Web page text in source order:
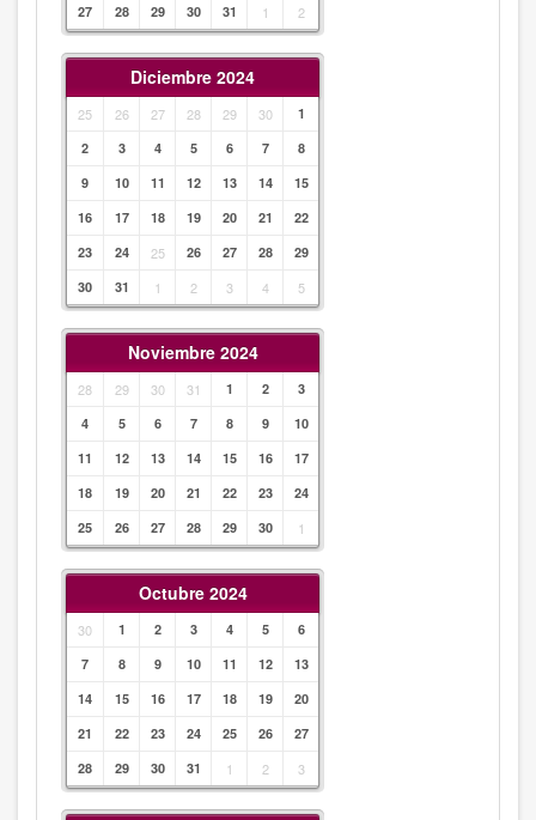
27
28 29 30 31 1 2
Diciembre 2024
25 26 27 28 29 30
1
2
3 4 5 6 7
8
9
10 11 12 13 14
15
16
17 18 19 20 21
22
23
24 25 26 27 28
29
30
31 1 2 3 4 5
Noviembre 2024
28 29 30 31 1 2
3
4
5 6 7 8 9
10
11
12 13 14 15 16
17
18
19 20 21 22 23
24
25
26 27 28 29 30 1
Octubre 2024
30 1 2 3 4 5
6
7
8 9 10 11 12
13
14
15 16 17 18 19
20
21
22 23 24 25 26
27
28
29 30 31 1 2 3